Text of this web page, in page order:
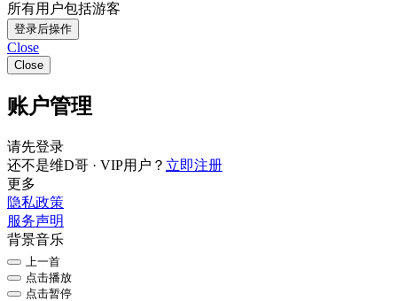
所有用户包括游客
登录后操作
Close
Close
账户管理
请先登录
还不是维D哥 · VIP用户？ 立即注册
更多
隐私政策
服务声明
背景音乐
上一首
点击播放
点击暂停